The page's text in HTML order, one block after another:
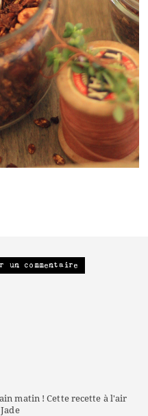
un commentaire
matin ! Cette recette à l'air